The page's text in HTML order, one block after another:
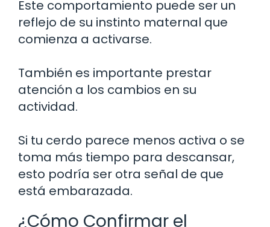
Este comportamiento puede ser un
reflejo de su instinto maternal que
comienza a activarse.
También es importante prestar
atención a los cambios en su
actividad.
Si tu cerdo parece menos activa o se
toma más tiempo para descansar,
esto podría ser otra señal de que
está embarazada.
¿Cómo Confirmar el